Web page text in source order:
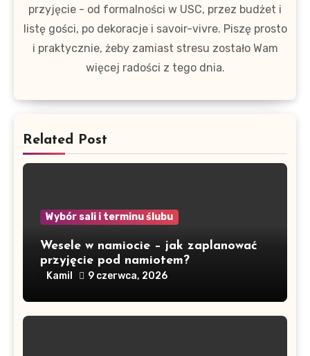
przyjęcie - od formalności w USC, przez budżet i
listę gości, po dekoracje i savoir-vivre. Piszę prosto
i praktycznie, żeby zamiast stresu zostało Wam
więcej radości z tego dnia.
Related Post
Wybór sali i terminu ślubu
Wesele w namiocie – jak zaplanować
przyjęcie pod namiotem?
Kamil 9 czerwca, 2026